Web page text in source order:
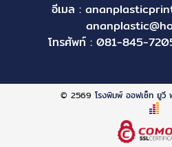
อีเมล :
โทรศัพท์ : 081-845-
© 2569โรงพิมพ์ ออฟเซ็ท ยูวี